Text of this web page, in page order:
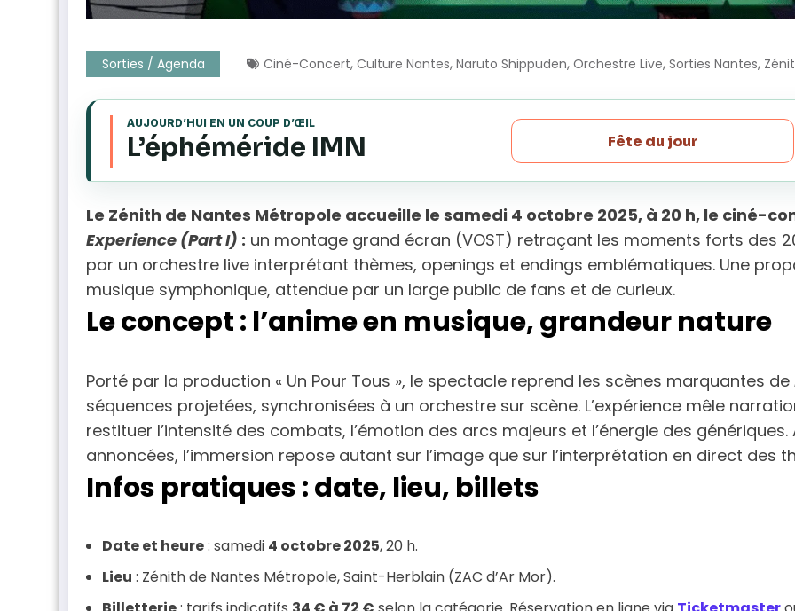
Sorties / Agenda Ciné-Concert, Culture Nantes, Naruto Shippuden, Orchestre Live, Sorties Nantes,
AUJOURD’HUI EN UN COUP D’ŒIL
L’éphéméride IMN Fête du jour
Le Zénith de Nantes Métropole accueille le samedi 4 octobre 2025, à 20 h, le ciné-
Experience (Part I) : un montage grand écran (VOST) retraçant les moments forts des
par un orchestre live interprétant thèmes, openings et endings emblématiques. Une
musique symphonique, attendue par un large public de fans et de curieux.
Le concept : l’anime en musique, grandeur nature
Porté par la production « Un Pour Tous », le spectacle reprend les scènes marquantes de
séquences projetées, synchronisées à un orchestre sur scène. L’expérience mêle
restituer l’intensité des combats, l’émotion des arcs majeurs et l’énergie des
annoncées, l’immersion repose autant sur l’image que sur l’interprétation en direct des
Infos pratiques : date, lieu, billets
Date et heure: samedi 4 octobre 2025, 20 h.
Lieu : Zénith de Nantes Métropole, Saint-Herblain (ZAC d’Ar Mor).